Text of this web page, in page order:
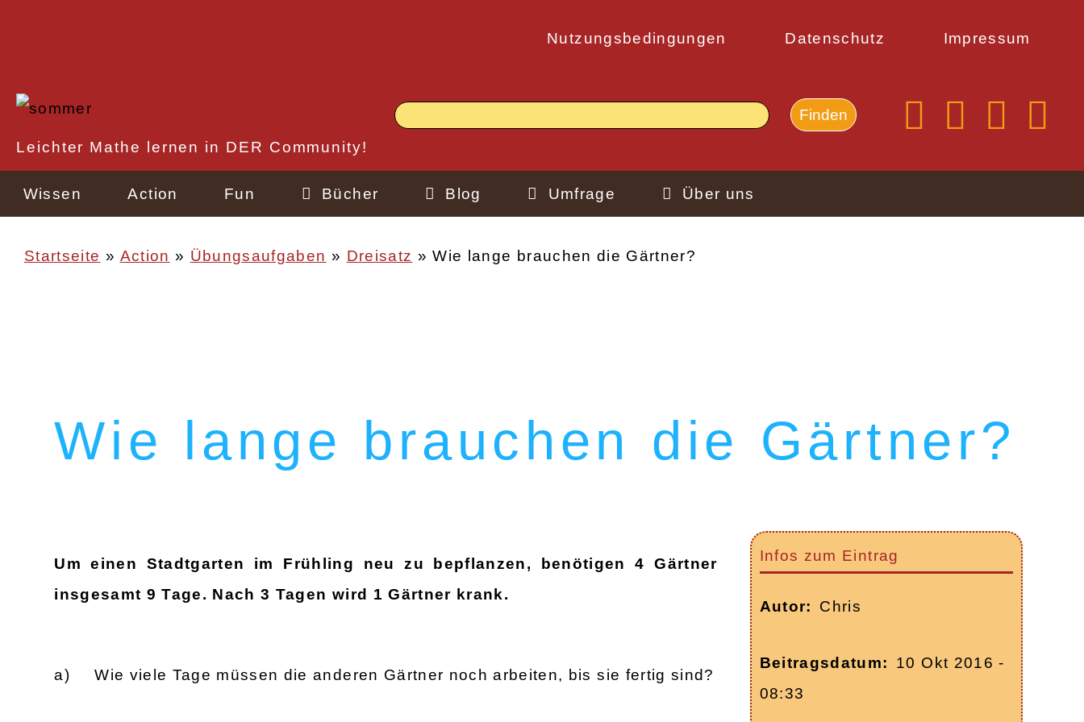
Rechtlicher
Schnellzugriff
Nutzungsbedingungen Datenschutz Impressum
Leichter Mathe lernen in DER Community!
Wissen Action Fun Bücher Blog Umfrage Über uns
Startseite Action Übungsaufgaben Dreisatz Wie lange brauchen die Gärtner?
Wie lange brauchen die Gärtner?
Um einen Stadtgarten im Frühling neu zu bepflanzen, benötigen 4 Gärtner
insgesamt 9 Tage. Nach 3 Tagen wird 1 Gärtner krank.
Wie viele Tage müssen die anderen Gärtner noch arbeiten, bis sie fertig sind?
Infos zum Eintrag
Autor Chris
Beitragsdatum
10 Okt 2016 -
08:33